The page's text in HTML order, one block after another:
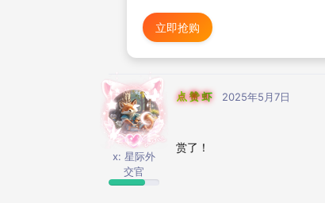
立即抢购
点赞虾
x: 星际外
交官
2025年5月7日
赏了！